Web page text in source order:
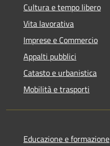
Cultura e tempo libero
Vita lavorativa
Imprese e Commercio
Appalti pubblici
Catasto e urbanistica
Mobilità e trasporti
Educazione e formazione